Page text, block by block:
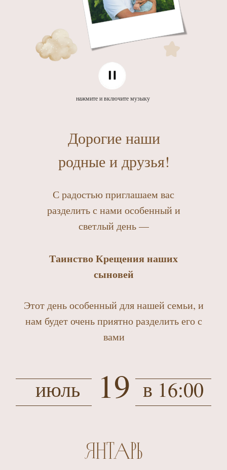
нажмите и включите музыку
Дорогие наши
родные и друзья!
С радостью приглашаем вас
разделить с нами особенный и
светлый день —
Таинство Крещения наших
сыновей
Этот день особенный для нашей семьи, и
нам будет очень приятно разделить его с
вами
19
июль в 16:00
Янтарь